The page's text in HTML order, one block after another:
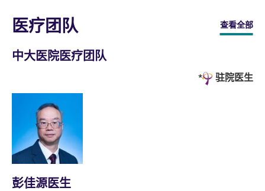
医疗团队 查看全部
中大医院医疗团队
驻院医生
彭佳源医生